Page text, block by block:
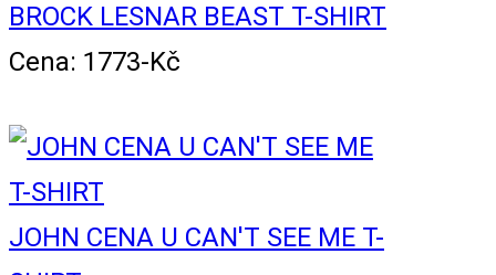
BROCK LESNAR BEAST T-SHIRT
Cena: 1773-Kč
JOHN CENA U CAN'T SEE ME T-